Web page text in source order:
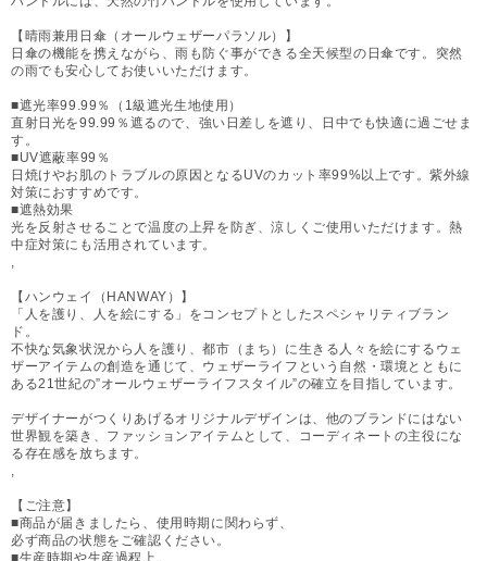
【晴雨兼用日傘（オールウェザーパラソル）】
日傘の機能を携えながら、雨も防ぐ事ができる全天候型の日傘です。突然
の雨でも安心してお使いいただけます。
■遮光率99.99％（1級遮光生地使用）
直射日光を99.99％遮るので、強い日差しを遮り、日中でも快適に過ごせま
す。
■UV遮蔽率99％
日焼けやお肌のトラブルの原因となるUVのカット率99%以上です。紫外線
対策におすすめです。
■遮熱効果
光を反射させることで温度の上昇を防ぎ、涼しくご使用いただけます。熱
中症対策にも活用されています。
【ハンウェイ（HANWAY）】
「人を護り、人を絵にする」をコンセプトとしたスペシャリティブラン
ド。
不快な気象状況から人を護り、都市（まち）に生きる人々を絵にするウェ
ザーアイテムの創造を通じて、ウェザーライフという自然・環境とともに
ある21世紀の”オールウェザーライフスタイル”の確立を目指しています。
デザイナーがつくりあげるオリジナルデザインは、他のブランドにはない
世界観を築き、ファッションアイテムとして、コーディネートの主役にな
る存在感を放ちます。
【ご注意】
■商品が届きましたら、使用時期に関わらず、
必ず商品の状態をご確認ください。
■生産時期や生産過程上、